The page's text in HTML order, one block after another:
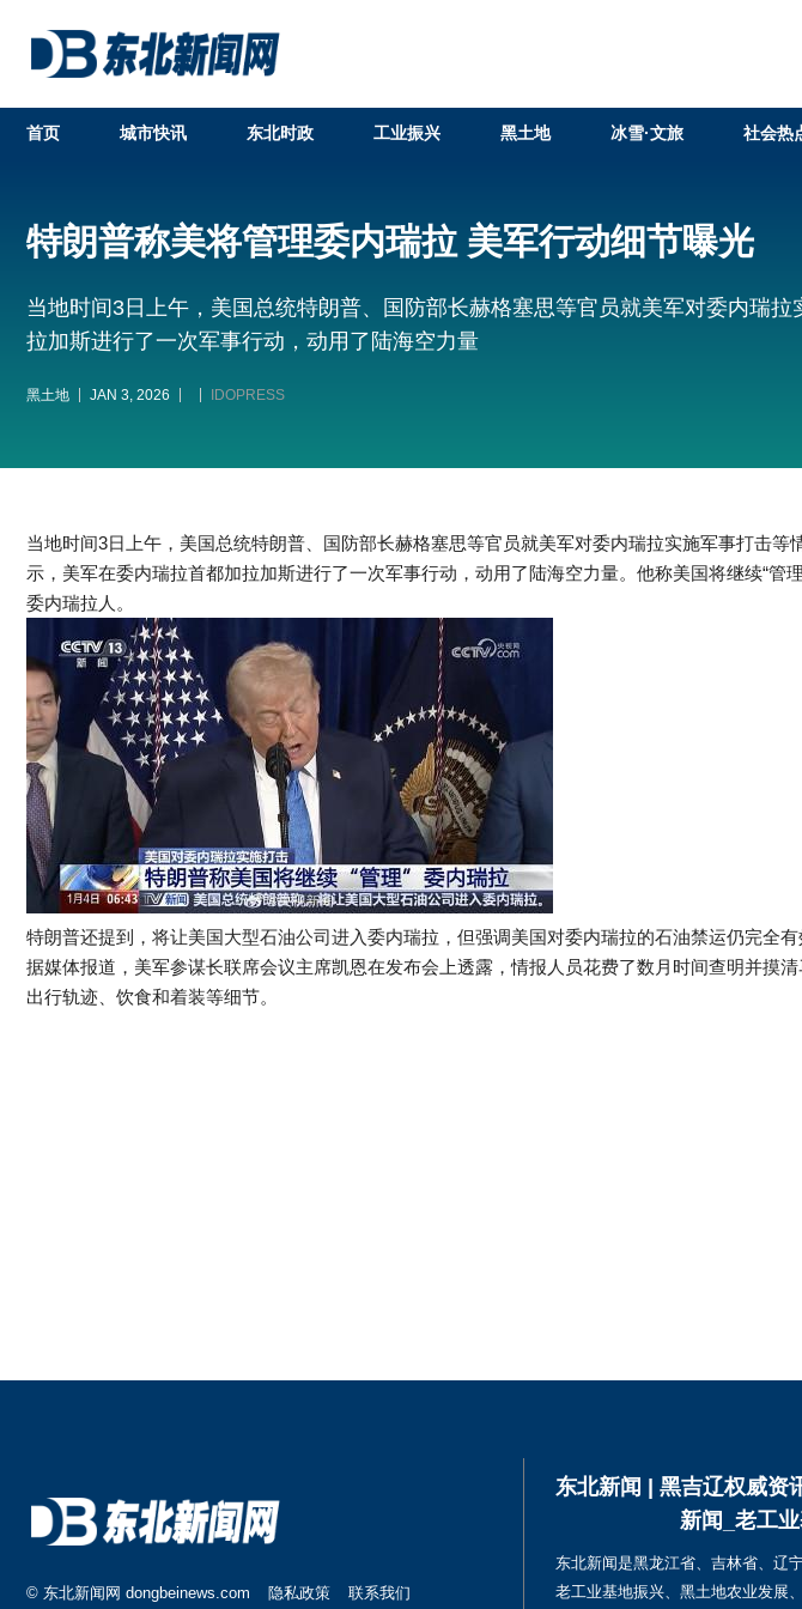
首页 城市快讯 东北时政 工业振兴 黑土地 冰雪·文旅 社会热
特朗普称美将管理委内瑞拉 美军行动细节曝光
当地时间3日上午，美国总统特朗普、国防部长赫格塞思等官员就美军对委内瑞
拉加斯进行了一次军事行动，动用了陆海空力量
黑土地 JAN 3, 2026 IDOPRESS
当地时间3日上午，美国总统特朗普、国防部长赫格塞思等官员就美军对委内瑞拉实施军事打击等
示，美军在委内瑞拉首都加拉加斯进行了一次军事行动，动用了陆海空力量。他称美国将继续“管
委内瑞拉人。
特朗普还提到，将让美国大型石油公司进入委内瑞拉，但强调美国对委内瑞拉的石油禁运仍完全有
据媒体报道，美军参谋长联席会议主席凯恩在发布会上透露，情报人员花费了数月时间查明并摸清
出行轨迹、饮食和着装等细节。
© 东北新闻网 dongbeinews.com 隐私政策 联系我们
东北新闻 | 黑吉辽权威资
新闻_老工
东北新闻是黑龙江省、吉林省、辽
老工业基地振兴、黑土地农业发展